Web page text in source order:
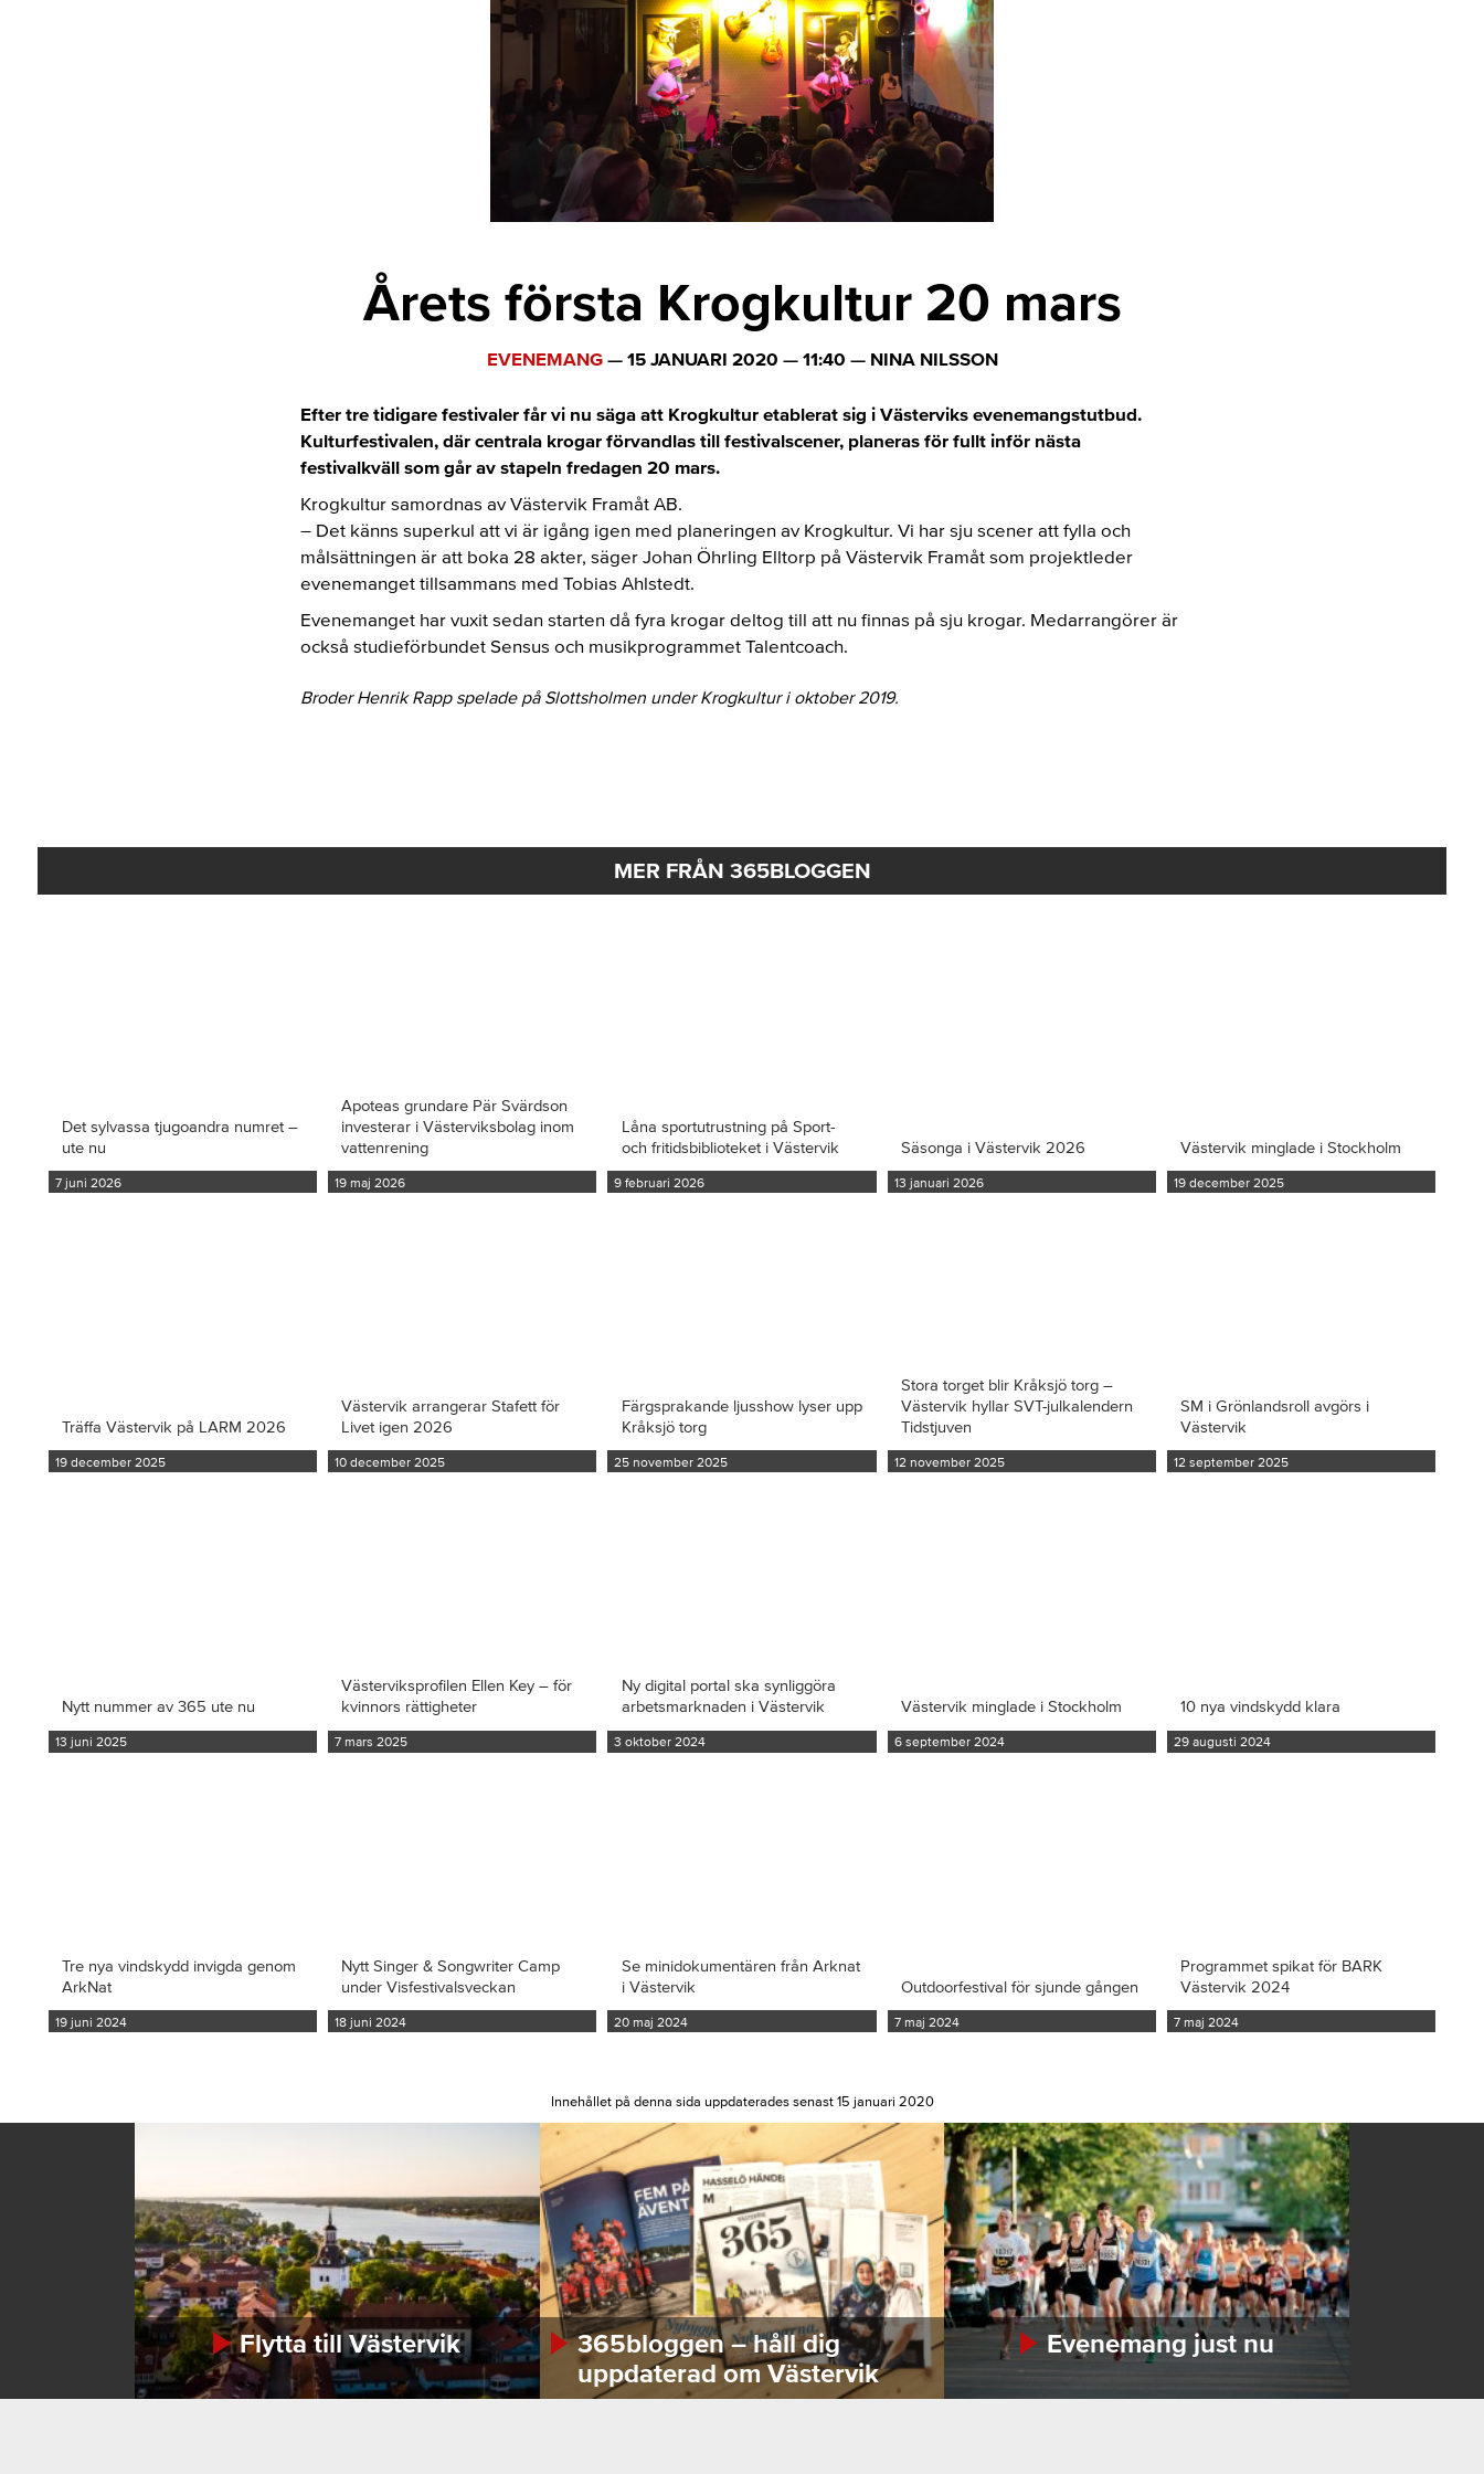
Årets första Krogkultur 20 mars
EVENEMANG— 15 JANUARI 2020 — 11:40 — NINA NILSSON
Efter tre tidigare festivaler får vi nu säga att Krogkultur etablerat sig i Västerviks evenemangstutbud.
Kulturfestivalen, där centrala krogar förvandlas till festivalscener, planeras för fullt inför nästa
festivalkväll som går av stapeln fredagen 20 mars.
Krogkultur samordnas av Västervik Framåt AB.
– Det känns superkul att vi är igång igen med planeringen av Krogkultur. Vi har sju scener att fylla och
målsättningen är att boka 28 akter, säger Johan Öhrling Elltorp på Västervik Framåt som projektleder
evenemanget tillsammans med Tobias Ahlstedt.
Evenemanget har vuxit sedan starten då fyra krogar deltog till att nu finnas på sju krogar. Medarrangörer är
också studieförbundet Sensus och musikprogrammet Talentcoach.
Broder Henrik Rapp spelade på Slottsholmen under Krogkultur i oktober 2019.
MER FRÅN 365BLOGGEN
Det sylvassa tjugoandra numret –
ute nu
7 juni 2026
Apoteas grundare Pär Svärdson
investerar i Västerviksbolag inom
vattenrening
19 maj 2026
Låna sportutrustning på Sport-
och fritidsbiblioteket i Västervik
9 februari 2026
Säsonga i Västervik 2026
13 januari 2026
Västervik minglade i Stockholm
19 december 2025
Träffa Västervik på LARM 2026
19 december 2025
Västervik arrangerar Stafett för
Livet igen 2026
10 december 2025
Färgsprakande ljusshow lyser upp
Kråksjö torg
25 november 2025
Stora torget blir Kråksjö torg –
Västervik hyllar SVT-julkalendern
Tidstjuven
12 november 2025
SM i Grönlandsroll avgörs i
Västervik
12 september 2025
Nytt nummer av 365 ute nu
13 juni 2025
Västerviksprofilen Ellen Key – för
kvinnors rättigheter
7 mars 2025
Ny digital portal ska synliggöra
arbetsmarknaden i Västervik
3 oktober 2024
Västervik minglade i Stockholm
6 september 2024
10 nya vindskydd klara
29 augusti 2024
Tre nya vindskydd invigda genom
ArkNat
19 juni 2024
Nytt Singer & Songwriter Camp
under Visfestivalsveckan
18 juni 2024
Se minidokumentären från Arknat
i Västervik
20 maj 2024
Outdoorfestival för sjunde gången
7 maj 2024
Programmet spikat för BARK
Västervik 2024
7 maj 2024
Innehållet på denna sida uppdaterades senast 15 januari 2020
Flytta till Västervik
365bloggen – håll dig
uppdaterad om Västervik
Evenemang just nu